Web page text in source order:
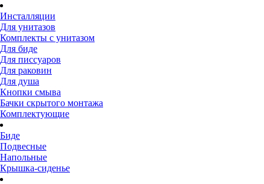
Инсталляции
Для унитазов
Комплекты с унитазом
Для биде
Для писсуаров
Для раковин
Для душа
Кнопки смыва
Бачки скрытого монтажа
Комплектующие
Биде
Подвесные
Напольные
Крышка-сиденье